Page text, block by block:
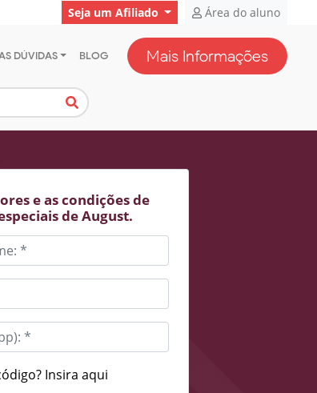
Seja um Afiliado Área do aluno
DÚVIDAS BLOG Mais Informações
e as condições de
de August.
Insira aqui